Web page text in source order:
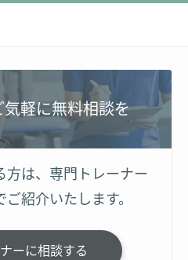
軽に無料相談を
方は、専門トレーナー
紹介いたします。
ーに相談する